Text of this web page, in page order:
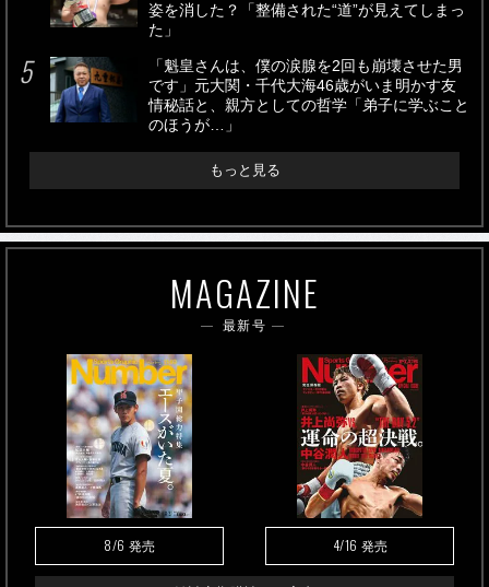
姿を消した？「整備された“道”が見えてしまっ
た」
「魁皇さんは、僕の涙腺を2回も崩壊させた男
です」元大関・千代大海46歳がいま明かす友
情秘話と、親方としての哲学「弟子に学ぶこと
のほうが…」
もっと見る
MAGAZINE
最新号
8/6 発売 4/16 発売